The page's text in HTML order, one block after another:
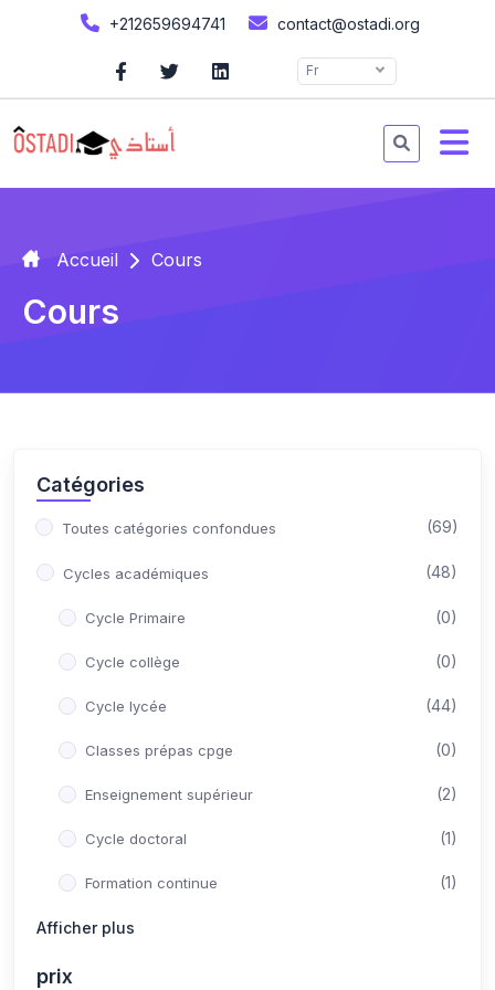
+212659694741 contact@ostadi.org
Fr
Accueil Cours
Cours
Catégories
Toutes catégories confondues (69)
Cycles académiques (48)
Cycle Primaire (0)
Cycle collège (0)
Cycle lycée (44)
Classes prépas cpge (0)
Enseignement supérieur (2)
Cycle doctoral (1)
Formation continue (1)
Concours Post-Bac
Afficher plus
prix